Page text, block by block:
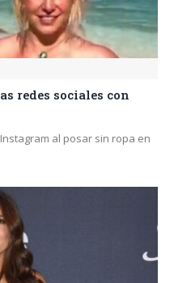
redes sociales con
al posar sin ropa en